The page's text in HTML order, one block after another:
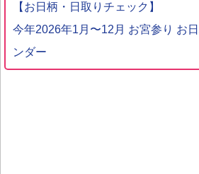
【お日柄・日取りチェック】
今年2026年1月〜12月 お宮参り お
ンダー